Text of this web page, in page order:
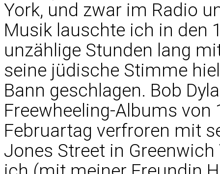
York, und zwar im Radio
Musik lauschte ich in den
unzählige Stunden lang
seine jüdische Stimme
Bann geschlagen. Bob
Freewheeling-Albums
Februartag verfroren mit
Jones Street in